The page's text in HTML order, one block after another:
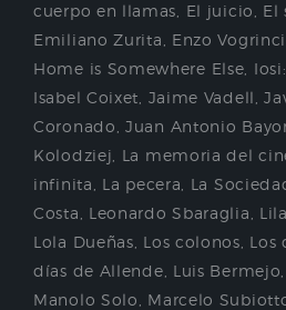
cuerpo en llamas
El juicio El
Emiliano Zurita
Enzo
Home is Somewhere Else
Isabel Coixet Jaime Vadell ,
Coronado ,Juan Antonio
Kolodziej
La memoria del
infinita
La pecera La
Costa
Leonardo Sbaraglia
Lola Dueñas Los colonos Los
días de Allende Luis Bermejo
Manolo Solo
Marcelo